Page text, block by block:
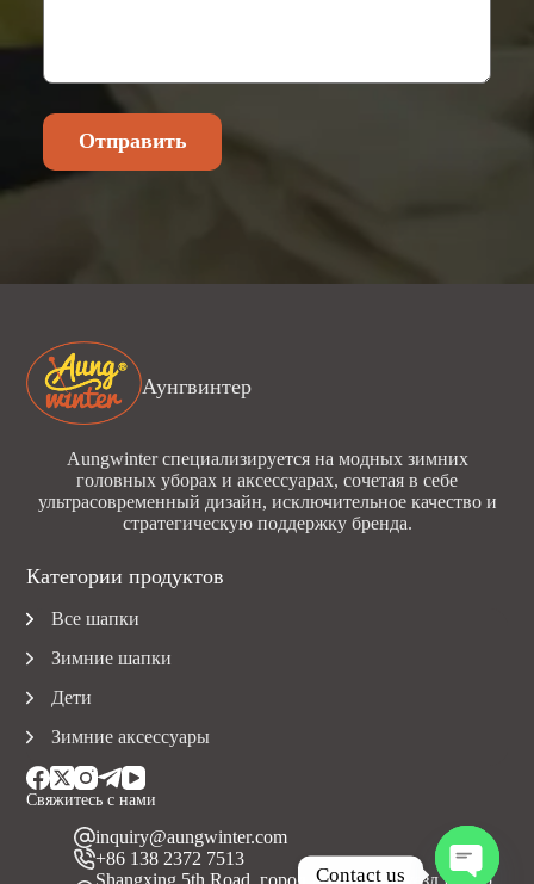
Отправить
Аунгвинтер
Aungwinter специализируется на модных зимних
головных уборах и аксессуарах, сочетая в себе
ультрасовременный дизайн, исключительное качество и
стратегическую поддержку бренда.
Свяжитесь с нами
inquiry@aungwinter.com
+86 138 2372 7513
Shangxing 5th Road, город Юаньчжоу, уезд Болуо,
Категории продуктов
Все шапки
Зимние шапки
Дети
Зимние аксессуары
Contact us